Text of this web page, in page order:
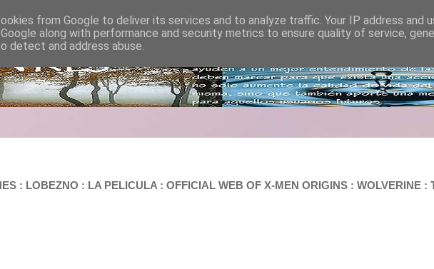
: LOBEZNO : LA PELICULA : OFFICIAL WEB OF X-MEN ORIGINS : WOLVERINE :
from Google to deliver its services and to analyze traffic. Your IP address and
along with performance and security metrics to ensure quality of service,
detect and address abuse.